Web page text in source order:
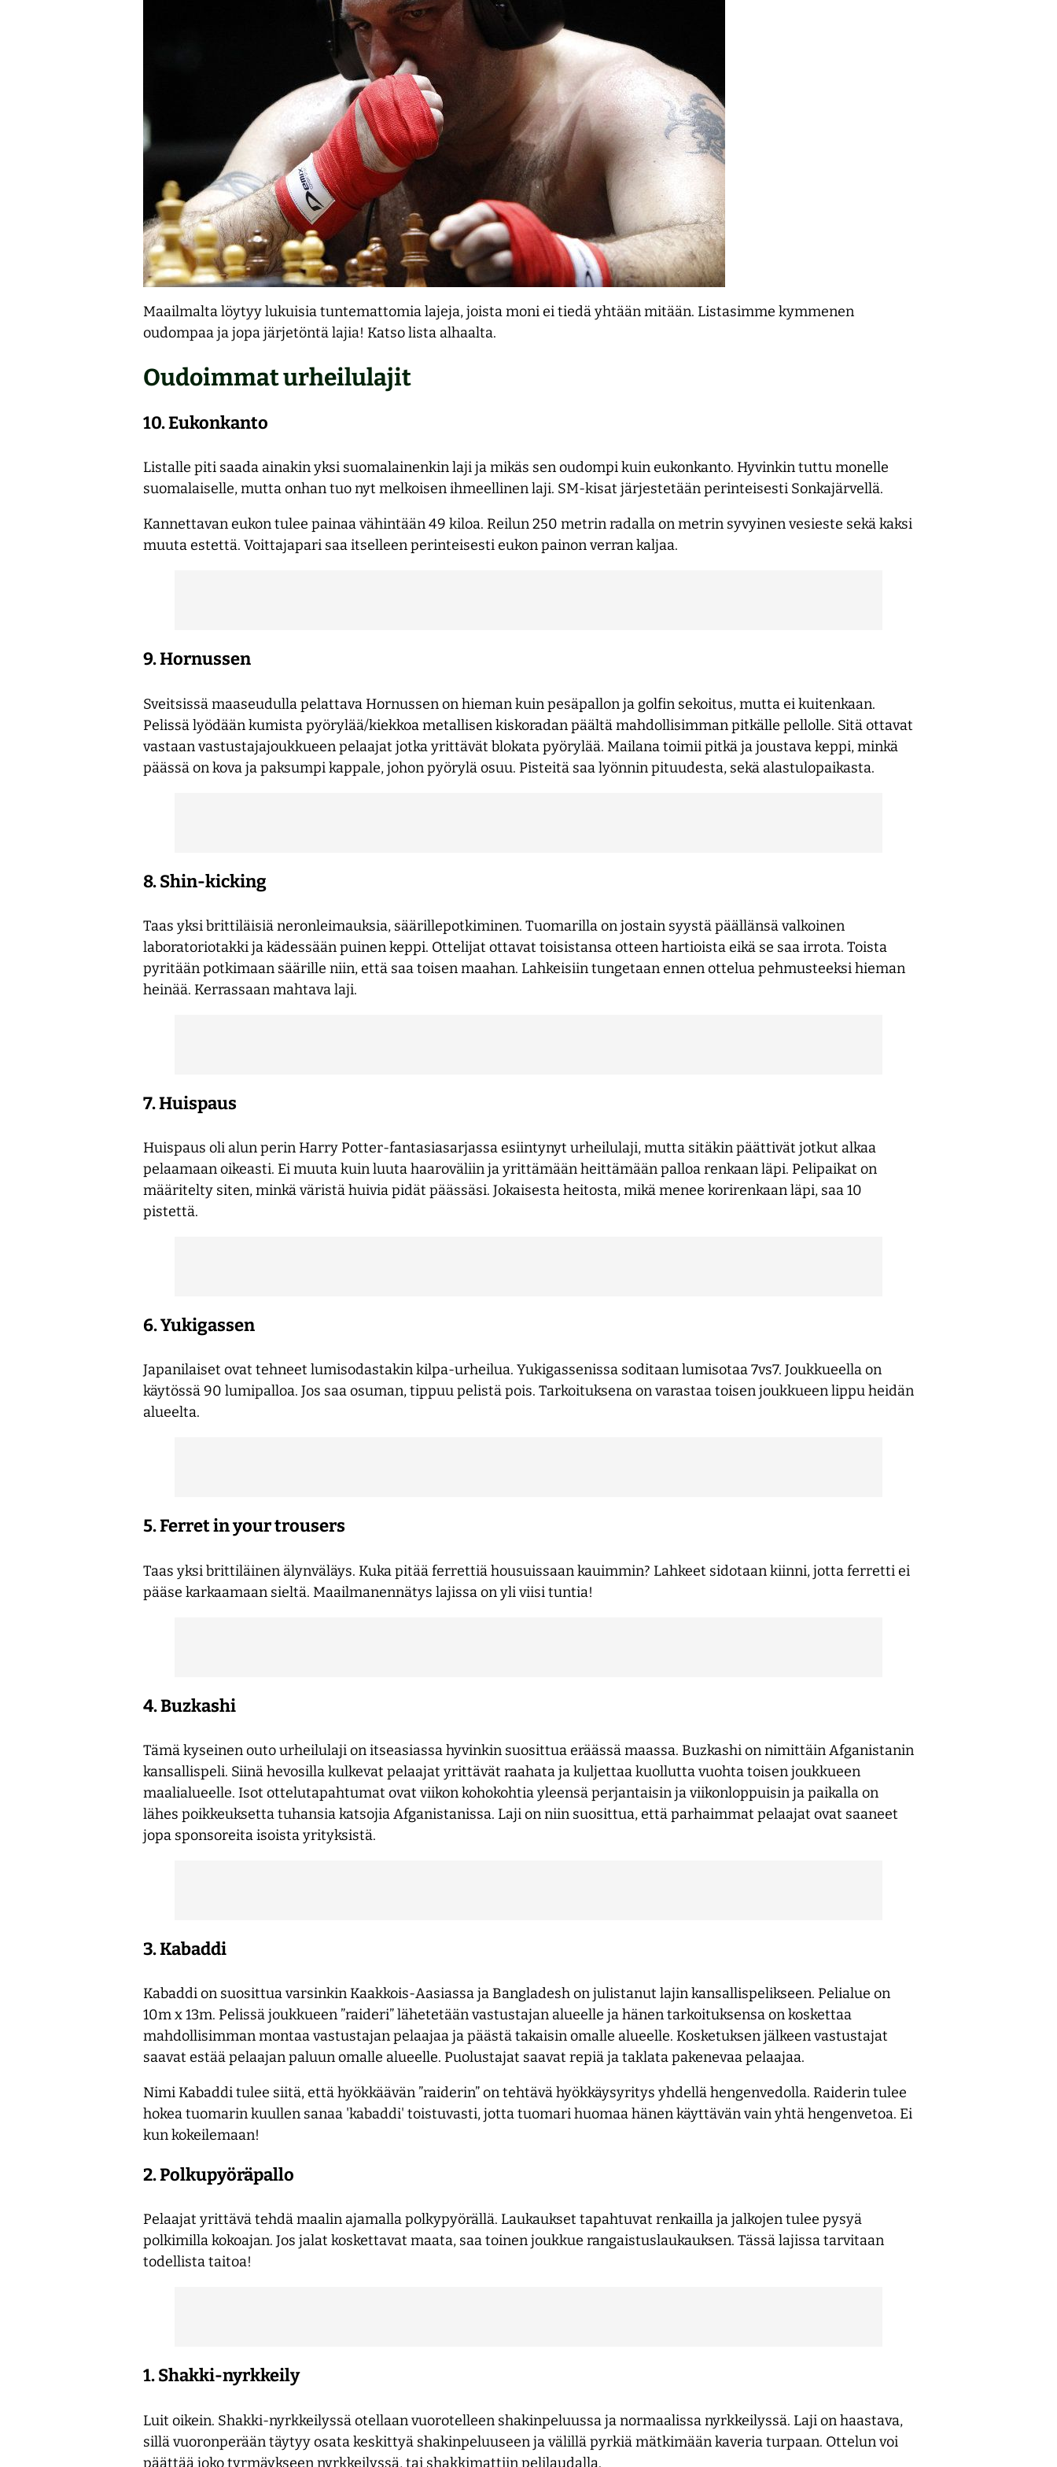
Maailmalta löytyy lukuisia tuntemattomia lajeja, joista moni ei tiedä yhtään mitään. Listasimme kymmenen
oudompaa ja jopa järjetöntä lajia! Katso lista alhaalta.
Oudoimmat urheilulajit
10. Eukonkanto
Listalle piti saada ainakin yksi suomalainenkin laji ja mikäs sen oudompi kuin eukonkanto. Hyvinkin tuttu monelle
suomalaiselle, mutta onhan tuo nyt melkoisen ihmeellinen laji. SM-kisat järjestetään perinteisesti Sonkajärvellä.
Kannettavan eukon tulee painaa vähintään 49 kiloa. Reilun 250 metrin radalla on metrin syvyinen vesieste sekä kaksi
muuta estettä. Voittajapari saa itselleen perinteisesti eukon painon verran kaljaa.
9. Hornussen
Sveitsissä maaseudulla pelattava Hornussen on hieman kuin pesäpallon ja golfin sekoitus, mutta ei kuitenkaan.
Pelissä lyödään kumista pyörylää/kiekkoa metallisen kiskoradan päältä mahdollisimman pitkälle pellolle. Sitä ottavat
vastaan vastustajajoukkueen pelaajat jotka yrittävät blokata pyörylää. Mailana toimii pitkä ja joustava keppi, minkä
päässä on kova ja paksumpi kappale, johon pyörylä osuu. Pisteitä saa lyönnin pituudesta, sekä alastulopaikasta.
8. Shin-kicking
Taas yksi brittiläisiä neronleimauksia, säärillepotkiminen. Tuomarilla on jostain syystä päällänsä valkoinen
laboratoriotakki ja kädessään puinen keppi. Ottelijat ottavat toisistansa otteen hartioista eikä se saa irrota. Toista
pyritään potkimaan säärille niin, että saa toisen maahan. Lahkeisiin tungetaan ennen ottelua pehmusteeksi hieman
heinää. Kerrassaan mahtava laji.
7. Huispaus
Huispaus oli alun perin Harry Potter-fantasiasarjassa esiintynyt urheilulaji, mutta sitäkin päättivät jotkut alkaa
pelaamaan oikeasti. Ei muuta kuin luuta haaroväliin ja yrittämään heittämään palloa renkaan läpi. Pelipaikat on
määritelty siten, minkä väristä huivia pidät päässäsi. Jokaisesta heitosta, mikä menee korirenkaan läpi, saa 10
pistettä.
6. Yukigassen
Japanilaiset ovat tehneet lumisodastakin kilpa-urheilua. Yukigassenissa soditaan lumisotaa 7vs7. Joukkueella on
käytössä 90 lumipalloa. Jos saa osuman, tippuu pelistä pois. Tarkoituksena on varastaa toisen joukkueen lippu heidän
alueelta.
5. Ferret in your trousers
Taas yksi brittiläinen älynväläys. Kuka pitää ferrettiä housuissaan kauimmin? Lahkeet sidotaan kiinni, jotta ferretti ei
pääse karkaamaan sieltä. Maailmanennätys lajissa on yli viisi tuntia!
4. Buzkashi
Tämä kyseinen outo urheilulaji on itseasiassa hyvinkin suosittua eräässä maassa. Buzkashi on nimittäin Afganistanin
kansallispeli. Siinä hevosilla kulkevat pelaajat yrittävät raahata ja kuljettaa kuollutta vuohta toisen joukkueen
maalialueelle. Isot ottelutapahtumat ovat viikon kohokohtia yleensä perjantaisin ja viikonloppuisin ja paikalla on
lähes poikkeuksetta tuhansia katsojia Afganistanissa. Laji on niin suosittua, että parhaimmat pelaajat ovat saaneet
jopa sponsoreita isoista yrityksistä.
3. Kabaddi
Kabaddi on suosittua varsinkin Kaakkois-Aasiassa ja Bangladesh on julistanut lajin kansallispelikseen. Pelialue on
10m x 13m. Pelissä joukkueen ”raideri” lähetetään vastustajan alueelle ja hänen tarkoituksensa on koskettaa
mahdollisimman montaa vastustajan pelaajaa ja päästä takaisin omalle alueelle. Kosketuksen jälkeen vastustajat
saavat estää pelaajan paluun omalle alueelle. Puolustajat saavat repiä ja taklata pakenevaa pelaajaa.
Nimi Kabaddi tulee siitä, että hyökkäävän ”raiderin” on tehtävä hyökkäysyritys yhdellä hengenvedolla. Raiderin tulee
hokea tuomarin kuullen sanaa 'kabaddi' toistuvasti, jotta tuomari huomaa hänen käyttävän vain yhtä hengenvetoa. Ei
kun kokeilemaan!
2. Polkupyöräpallo
Pelaajat yrittävä tehdä maalin ajamalla polkypyörällä. Laukaukset tapahtuvat renkailla ja jalkojen tulee pysyä
polkimilla kokoajan. Jos jalat koskettavat maata, saa toinen joukkue rangaistuslaukauksen. Tässä lajissa tarvitaan
todellista taitoa!
1. Shakki-nyrkkeily
Luit oikein. Shakki-nyrkkeilyssä otellaan vuorotelleen shakinpeluussa ja normaalissa nyrkkeilyssä. Laji on haastava,
sillä vuoronperään täytyy osata keskittyä shakinpeluuseen ja välillä pyrkiä mätkimään kaveria turpaan. Ottelun voi
päättää joko tyrmäykseen nyrkkeilyssä, tai shakkimattiin pelilaudalla.